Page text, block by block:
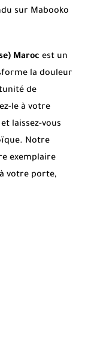
sur Mabooko
Maroc est un
la douleur
de
le à votre
laissez-vous
Notre
exemplaire
votre porte,